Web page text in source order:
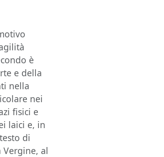
è
e della
nella
nei
fisici e
laici e, in
di
al